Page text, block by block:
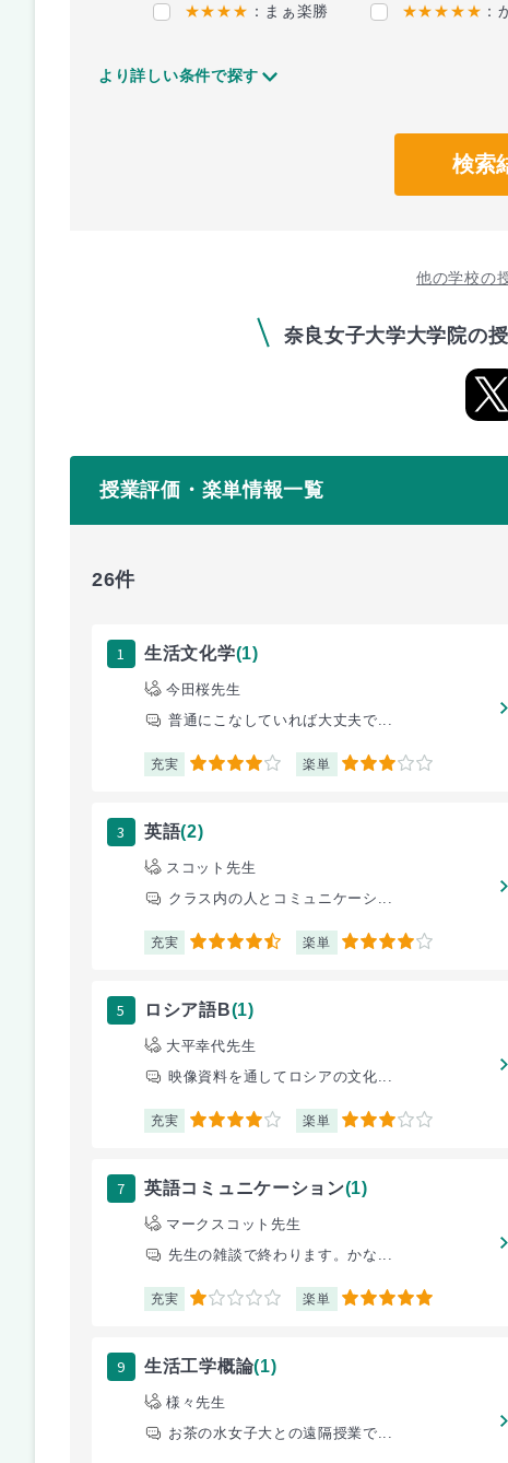
★★★★ ：まぁ楽勝 ★★★★★ ：
より詳しい条件で探す
検索
他の学校の
奈良女子大学大学院の
授業評価・楽単情報一覧
26件
1 生活文化学(1)
今田桜先生
普通にこなしていれば大丈夫で...
充実 4 楽単 3
3 英語(2)
スコット先生
クラス内の人とコミュニケーシ...
充実 4.5 楽単 4
5 ロシア語B(1)
大平幸代先生
映像資料を通してロシアの文化...
充実 4 楽単 3
7 英語コミュニケーション(1)
マークスコット先生
先生の雑談で終わります。かな...
充実 1 楽単 5
9 生活工学概論(1)
様々先生
お茶の水女子大との遠隔授業で...